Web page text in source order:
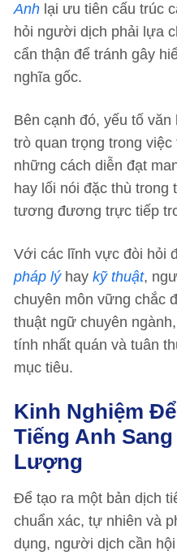
Anh lại ưu tiên cấu trúc
hỏi người dịch phải lựa
cẩn thận để tránh gây
nghĩa gốc.
Bên cạnh đó, yếu tố
trò quan trọng trong
những cách diễn đạt
hay lối nói đặc thù trong
tương đương trực tiếp
Với các lĩnh vực đòi hỏi
pháp lýhay kỹ thuật,
chuyên môn vững chắc
thuật ngữ chuyên
tính nhất quán và tuân
mục tiêu.
Kinh Nghiệm
Tiếng Anh
Lượng
Để tạo ra một bản dịch
chuẩn xác, tự nhiên và
dụng, người dịch cần